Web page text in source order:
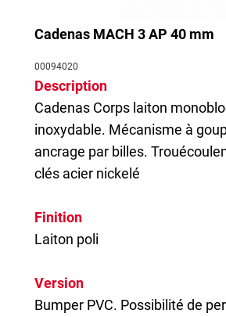
Cadenas MACH 3 AP 40 mm
00094020
Description
Cadenas Corps laiton
inoxydable. Mécanisme à
ancrage par billes.
clés acier nickelé
Finition
Laiton poli
Version
Bumper PVC. Possibilité de